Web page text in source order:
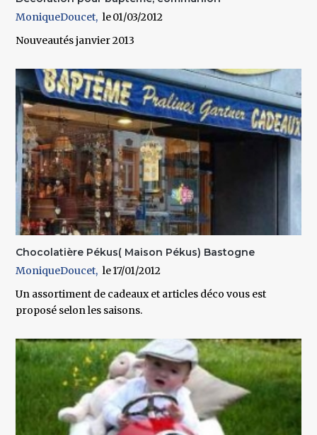
MoniqueDoucet
01/03/2012
Nouveautés janvier 2013
Chocolatière Pékus( Maison Pékus) Bastogne
MoniqueDoucet
17/01/2012
Un assortiment de cadeaux et articles déco vous est
proposé selon les saisons.